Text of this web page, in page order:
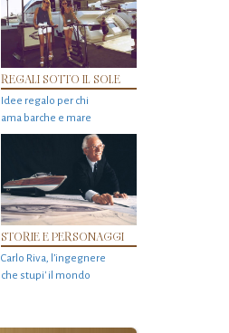
REGALI SOTTO IL SOLE
Idee regalo per chi
ama barche e mare
STORIE E PERSONAGGI
Carlo Riva, l’ingegnere
che stupi' il mondo